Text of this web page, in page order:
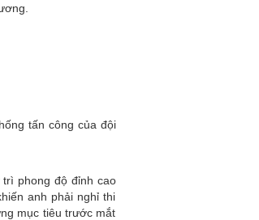
tấn công của đội
phong độ đỉnh cao
anh phải nghỉ thi
mục tiêu trước mắt